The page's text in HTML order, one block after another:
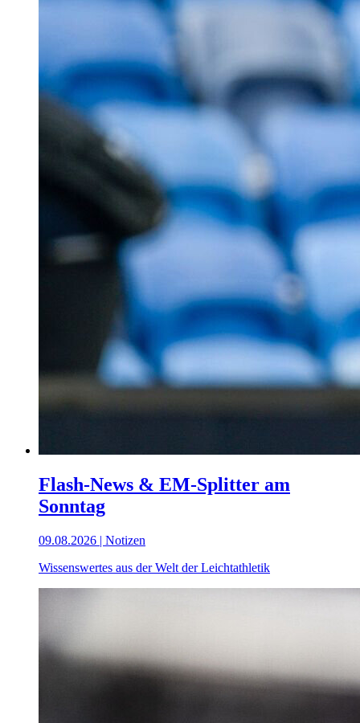
Flash-News & EM-Splitter am
Sonntag
09.08.2026 | Notizen
Wissenswertes aus der Welt der Leichtathletik